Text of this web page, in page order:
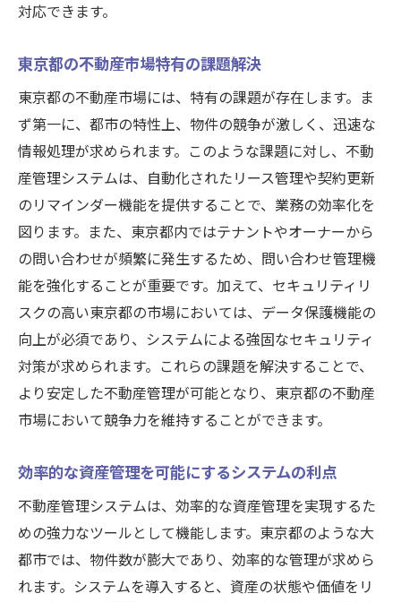
市場におけるリスク管理と対応策
リアルタイムデータの活用による管理改善
AIを用いた予測分析の活用法
データクレンジングによる正確な分析
分析結果を生かしたプロパティマネジメン
ト
東京都の事例から学ぶ効果的な分析手法
不動産管理システムの導入で東京都の運営を最
適化
システム導入の成功事例とその要因
運営効率を高めるシステムの選定基準
システム統合による業務の一元化
クラウド技術を活用したシステム導入
東京都の運営に最適なシステム構築
データ分析を活用した東京都の不動産戦略
市場分析に基づく戦略の立案
対応できます。
東京都の不動産市場特有の課題解決
東京都の不動産市場には、特有の課題が存在します。ま
ず第一に、都市の特性上、物件の競争が激しく、迅速な
情報処理が求められます。このような課題に対し、不動
産管理システムは、自動化されたリース管理や契約更新
のリマインダー機能を提供することで、業務の効率化を
図ります。また、東京都内ではテナントやオーナーから
の問い合わせが頻繁に発生するため、問い合わせ管理機
能を強化することが重要です。加えて、セキュリティリ
スクの高い東京都の市場においては、データ保護機能の
向上が必須であり、システムによる強固なセキュリティ
対策が求められます。これらの課題を解決することで、
より安定した不動産管理が可能となり、東京都の不動産
市場において競争力を維持することができます。
効率的な資産管理を可能にするシステムの利点
不動産管理システムは、効率的な資産管理を実現するた
めの強力なツールとして機能します。東京都のような大
都市では、物件数が膨大であり、効率的な管理が求めら
れます。システムを導入すると、資産の状態や価値をリ